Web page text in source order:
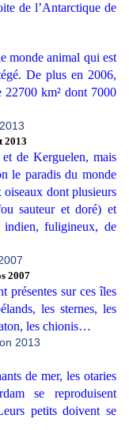
de l’Antarctique de
monde animal qui est
De plus en 2006,
22700 km² dont 7000
2013
de Kerguelen, mais
le paradis du monde
dont plusieurs
sauteur et doré) et
indien, fuligineux, de
2007
présentes sur ces îles
les sternes, les
les chionis…
de mer, les otaries
se reproduisent
petits doivent se